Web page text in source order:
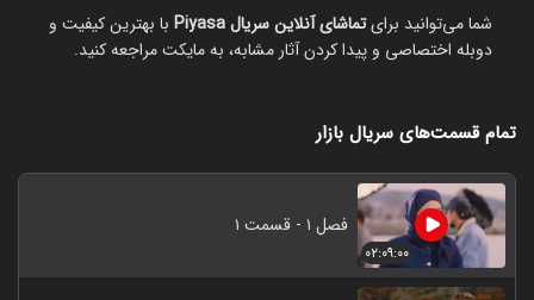
شما می‌توانید برایتماشای آنلاین سریالPiyasa با بهترین کیفیت و
دوبله اختصاصی و پیدا کردن آثار مشابه، به مایکت مراجعه کنید.
تمام قسمت‌های سریال بازار
۰۲:۰۹:۰۰
فصل ۱ - قسمت ۱